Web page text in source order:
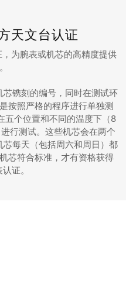
天文台认证
为腕表或机芯的高精度提供
镌刻的编号，同时在测试环
按照严格的程序进行单独测
五个位置和不同的温度下（8
行测试。这些机芯会在两个
每天（包括周六和周日）都
芯符合标准，才有资格获得
证。